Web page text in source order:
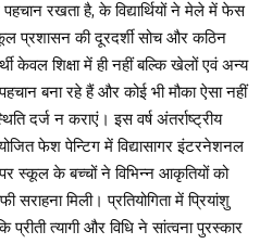
रखता है, के विद्यार्थियों ने मेले में फेस
प्रशासन की दूरदर्शी सोच और कठिन
केवल शिक्षा में ही नहीं बल्कि खेलों एवं अन्य
बना रहे हैं और कोई भी मौका ऐसा नहीं
दर्ज न कराएं। इस वर्ष अंतर्राष्ट्रीय
फेश पेन्टिग में विद्यासागर इंटरनेशनल
स्कूल के बच्चों ने विभिन्न आकृतियों को
मिली। प्रतियोगिता में प्रियांशु
त्यागी और विधि ने सांत्वना पुरस्कार